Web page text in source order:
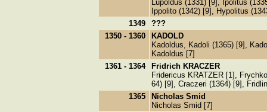
Lupoldus (1331) [9], Ipolitus
Ippolito (1342) [9], Hypolitus
1349
???
1350 - 1360
KADOLD
Kadoldus, Kadoli (1365) [9],
Kadoldus [7]
1361 - 1364 Fridrich KRACZER
Fridericus KRATZER [1],
64) [9], Craczeri (1364) [9],
1365
Nicholas Smid
Nicholas Smid [7]